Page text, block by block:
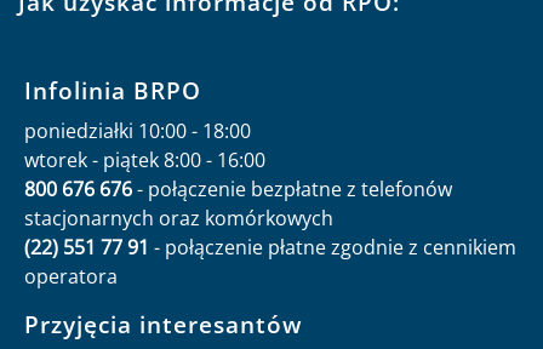
Infolinia BRPO
poniedziałki 10:00 - 18:00
wtorek - piątek 8:00 - 16:00
800 676 676- połączenie bezpłatne z telefonów
stacjonarnych oraz komórkowych
(22) 551 77 91 - połączenie płatne zgodnie z cennikiem
operatora
Przyjęcia interesantów